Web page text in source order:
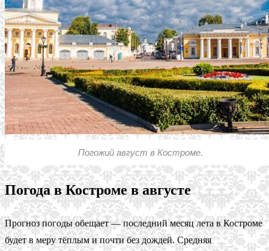
Погожий август в Костроме.
Погода в Костроме в августе
Прогноз погоды обещает — последний месяц лета в Костроме
будет в меру тёплым и почти без дождей. Средняя